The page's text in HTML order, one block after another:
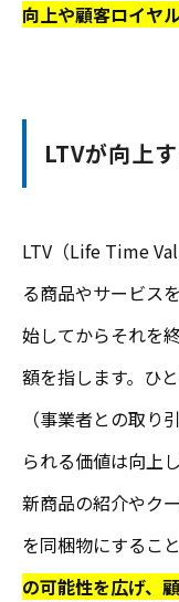
向上や顧客ロイヤ
LTVが向上
LTV（Life Time
る商品やサービス
始してからそれを
額を指します。ひ
（事業者との取
られる価値は向上し
新商品の紹介やク
を同梱物にすること
の可能性を広げ、